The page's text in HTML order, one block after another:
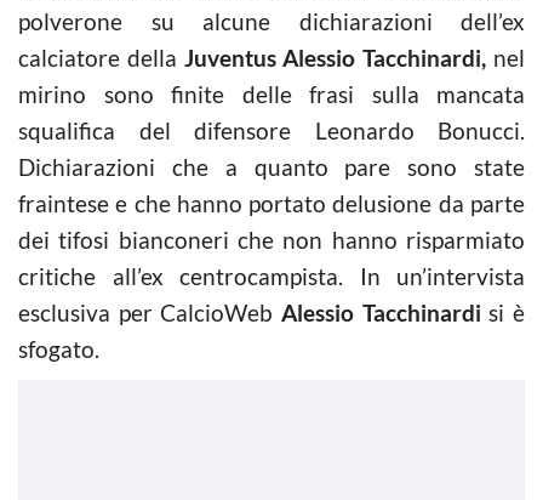
polverone su alcune dichiarazioni dell’ex
calciatore della Juventus Alessio Tacchinardi, nel
mirino sono finite delle frasi sulla mancata
squalifica del difensore Leonardo Bonucci.
Dichiarazioni che a quanto pare sono state
fraintese e che hanno portato delusione da parte
dei tifosi bianconeri che non hanno risparmiato
critiche all’ex centrocampista. In un’intervista
esclusiva per CalcioWeb Alessio Tacchinardi si è
sfogato.